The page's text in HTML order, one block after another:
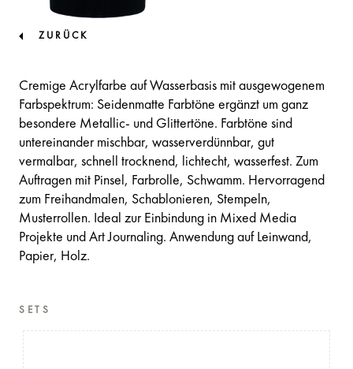
ZURÜCK
Cremige Acrylfarbe auf Wasserbasis mit ausgewogenem
Farbspektrum: Seidenmatte Farbtöne ergänzt um ganz
besondere Metallic- und Glittertöne. Farbtöne sind
untereinander mischbar, wasserverdünnbar, gut
vermalbar, schnell trocknend, lichtecht, wasserfest. Zum
Auftragen mit Pinsel, Farbrolle, Schwamm. Hervorragend
zum Freihandmalen, Schablonieren, Stempeln,
Musterrollen. Ideal zur Einbindung in Mixed Media
Projekte und Art Journaling. Anwendung auf Leinwand,
Papier, Holz.
SETS